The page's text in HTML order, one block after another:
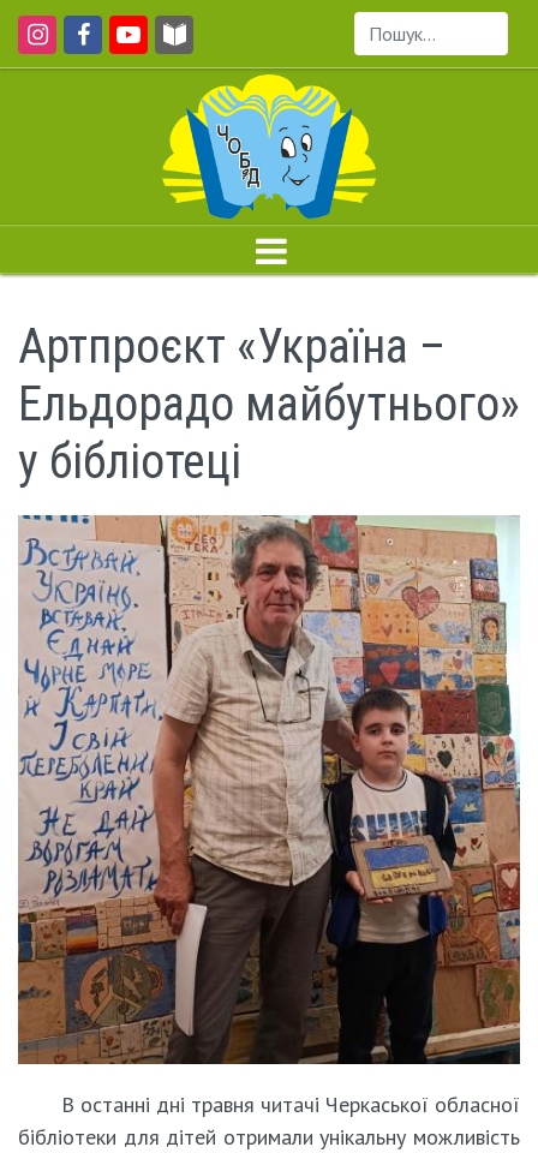
Пошук...
Артпроєкт «Україна –
Ельдорадо майбутнього»
у бібліотеці
В останні дні травня читачі Черкаської обласної
бібліотеки для дітей отримали унікальну можливість